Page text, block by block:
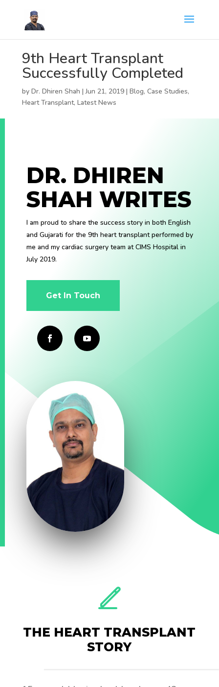
9th Heart Transplant
Successfully Completed
by Dr. Dhiren Shah |Jun 21, 2019| Blog, Case Studies,
Heart Transplant, Latest News
DR. DHIREN
SHAH WRITES
I am proud to share the success story in both English
and Gujarati for the 9th heart transplant performed by
me and my cardiac surgery team at CIMS Hospital in
July 2019.
Get In Touch
THE HEART TRANSPLANT
STORY